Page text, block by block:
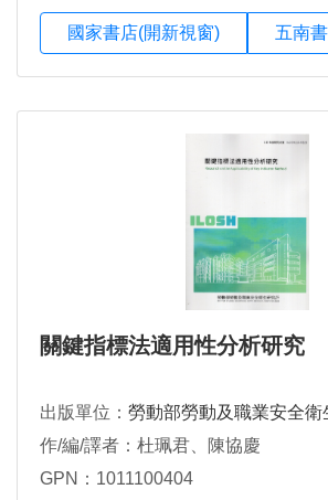
國家書店(開新視窗) 五南
關鍵指標法適用性分析研究
出版單位： 勞動部勞動及職業安全衛
作/編/譯者：杜珮君、陳協慶
GPN：1011100404